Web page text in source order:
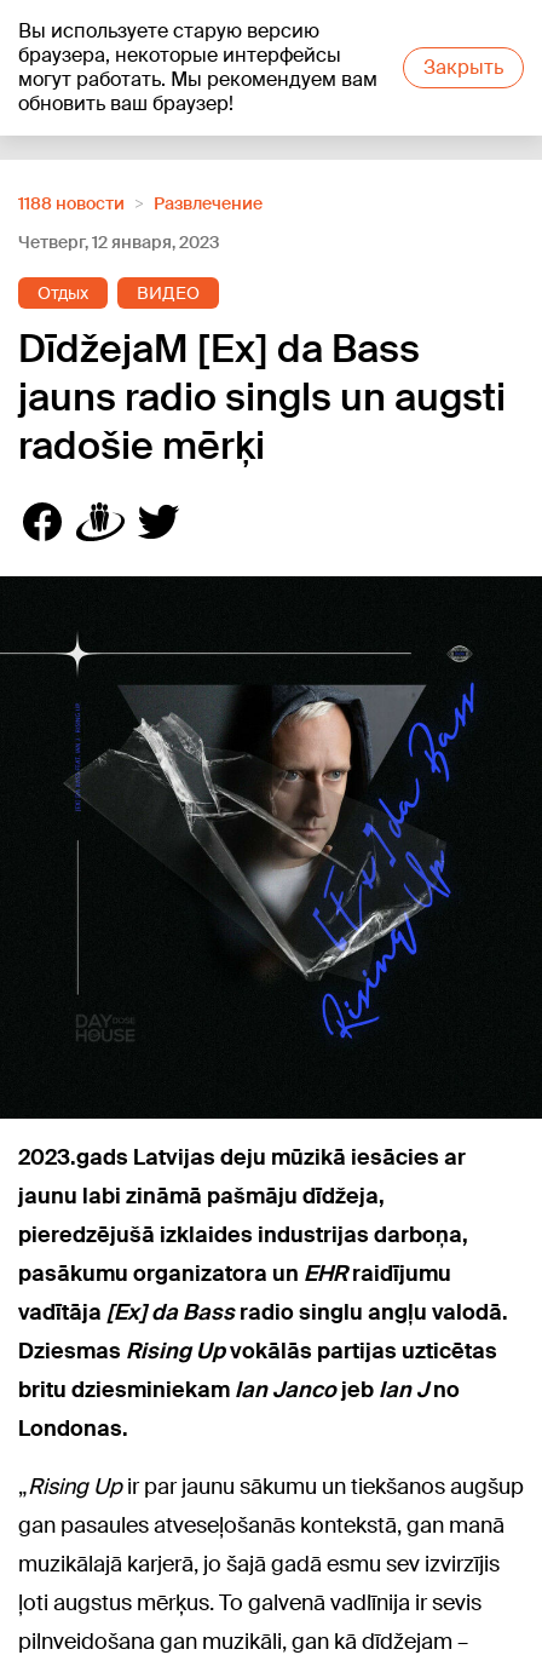
Вы используете старую версию
браузера, некоторые интерфейсы
могут работать. Мы рекомендуем вам
обновить ваш браузер!
Закрыть
+23°C
1188 новости
Развлечение
Четверг, 12 января, 2023
Отдых ВИДЕО
DīdžejaM [Ex] da Bass
jauns radio singls un augsti
radošie mērķi
2023.gads Latvijas deju mūzikā iesācies ar
jaunu labi zināmā pašmāju dīdžeja,
pieredzējušā izklaides industrijas darboņa,
pasākumu organizatora un EHRraidījumu
vadītāja [Ex] da Bassradio singlu angļu valodā.
Dziesmas Rising Upvokālās partijas uzticētas
britu dziesminiekam Ian Jancojeb Ian Jno
Londonas.
„Rising Upir par jaunu sākumu un tiekšanos augšup
gan pasaules atveseļošanās kontekstā, gan manā
muzikālajā karjerā, jo šajā gadā esmu sev izvirzījis
ļoti augstus mērķus. To galvenā vadlīnija ir sevis
pilnveidošana gan muzikāli, gan kā dīdžejam –